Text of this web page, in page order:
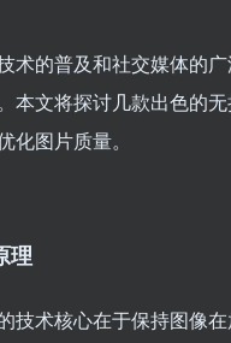
术的普及和社交媒体的
本文将探讨几款出色的
化图片质量。
理
技术核心在于保持图像